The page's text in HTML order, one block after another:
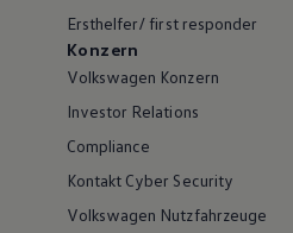
Ersthelfer/ first responder
Konzern
Volkswagen Konzern
Investor Relations
Compliance
Kontakt Cyber Security
Volkswagen Nutzfahrzeuge